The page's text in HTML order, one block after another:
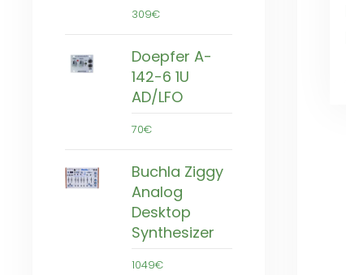
309€
Doepfer A-
142-6 1U
AD/LFO
70€
Buchla Ziggy
Analog
Desktop
Synthesizer
1049€